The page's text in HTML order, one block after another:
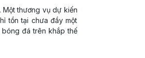
Một thương vụ dự kiến
tồn tại chưa đầy một
đá trên khắp thế